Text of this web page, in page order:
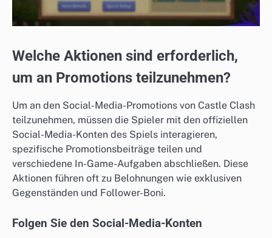
Welche Aktionen sind erforderlich,
um an Promotions teilzunehmen?
Um an den Social-Media-Promotions von Castle Clash
teilzunehmen, müssen die Spieler mit den offiziellen
Social-Media-Konten des Spiels interagieren,
spezifische Promotionsbeiträge teilen und
verschiedene In-Game-Aufgaben abschließen. Diese
Aktionen führen oft zu Belohnungen wie exklusiven
Gegenständen und Follower-Boni.
Folgen Sie den Social-Media-Konten